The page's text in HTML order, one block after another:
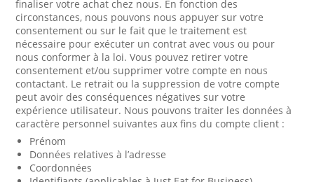
finaliser votre achat chez nous. En fonction des
circonstances, nous pouvons nous appuyer sur votre
consentement ou sur le fait que le traitement est
nécessaire pour exécuter un contrat avec vous ou pour
nous conformer à la loi. Vous pouvez retirer votre
consentement et/ou supprimer votre compte en nous
contactant. Le retrait ou la suppression de votre compte
peut avoir des conséquences négatives sur votre
expérience utilisateur. Nous pouvons traiter les données à
caractère personnel suivantes aux fins du compte client :
Prénom
Données relatives à l’adresse
Coordonnées